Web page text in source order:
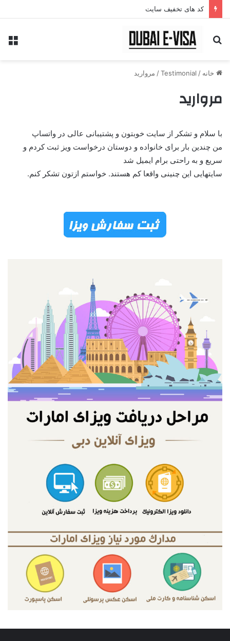
کد های تخفیف سایت
جستجو
خانه /
Testimonial
/ مروارید
مروارید
با سلام و تشکر از سایت خوبتون و پشتیبانی عالی در واتساپ
من چندین بار برای خانواده و دوستان درخواست ویز ثبت کردم و
سریع و به راحتی برام ایمیل شد
سایتهایی این چنینی واقعا کم هستند. خواستم ازتون تشکر کنم.